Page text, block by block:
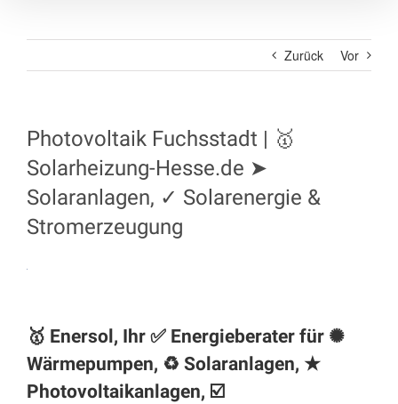
Zurück Vor
Photovoltaik Fuchsstadt | 🥇
Solarheizung-Hesse.de ➤
Solaranlagen, ✓ Solarenergie &
Stromerzeugung
🥇 Enersol, Ihr ✅ Energieberater für ✺
Wärmepumpen, ♻ Solaranlagen, ★
Photovoltaikanlagen, ☑️